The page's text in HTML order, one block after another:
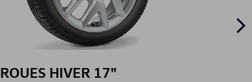
ROUES HIVER 17"